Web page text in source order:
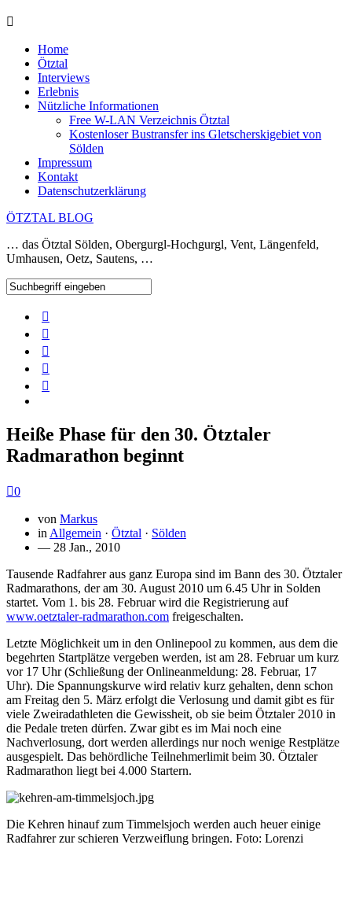
Home
Ötztal
Interviews
Erlebnis
Nützliche Informationen
Free W-LAN Verzeichnis Ötztal
Kostenloser Bustransfer ins Gletscherskigebiet von
Sölden
Impressum
Kontakt
Datenschutzerklärung
ÖTZTAL BLOG
… das Ötztal Sölden, Obergurgl-Hochgurgl, Vent, Längenfeld,
Umhausen, Oetz, Sautens, …
Heiße Phase für den 30. Ötztaler
Radmarathon beginnt
0
von Markus
in Allgemein · Ötztal · Sölden
— 28 Jan., 2010
Tausende Radfahrer aus ganz Europa sind im Bann des 30. Ötztaler
Radmarathons, der am 30. August 2010 um 6.45 Uhr in Solden
startet. Vom 1. bis 28. Februar wird die Registrierung auf
www.oetztaler-radmarathon.com freigeschalten.
Letzte Möglichkeit um in den Onlinepool zu kommen, aus dem die
begehrten Startplätze vergeben werden, ist am 28. Februar um kurz
vor 17 Uhr (Schließung der Onlineanmeldung: 28. Februar, 17
Uhr). Die Spannungskurve wird relativ kurz gehalten, denn schon
am Freitag den 5. März erfolgt die Verlosung und damit gibt es für
viele Zweiradathleten die Gewissheit, ob sie beim Ötztaler 2010 in
die Pedale treten dürfen. Zwar gibt es im Mai noch eine
Nachverlosung, dort werden allerdings nur noch wenige Restplätze
ausgespielt. Das behördliche Teilnehmerlimit beim 30. Ötztaler
Radmarathon liegt bei 4.000 Startern.
Die Kehren hinauf zum Timmelsjoch werden auch heuer einige
Radfahrer zur schieren Verzweiflung bringen. Foto: Lorenzi